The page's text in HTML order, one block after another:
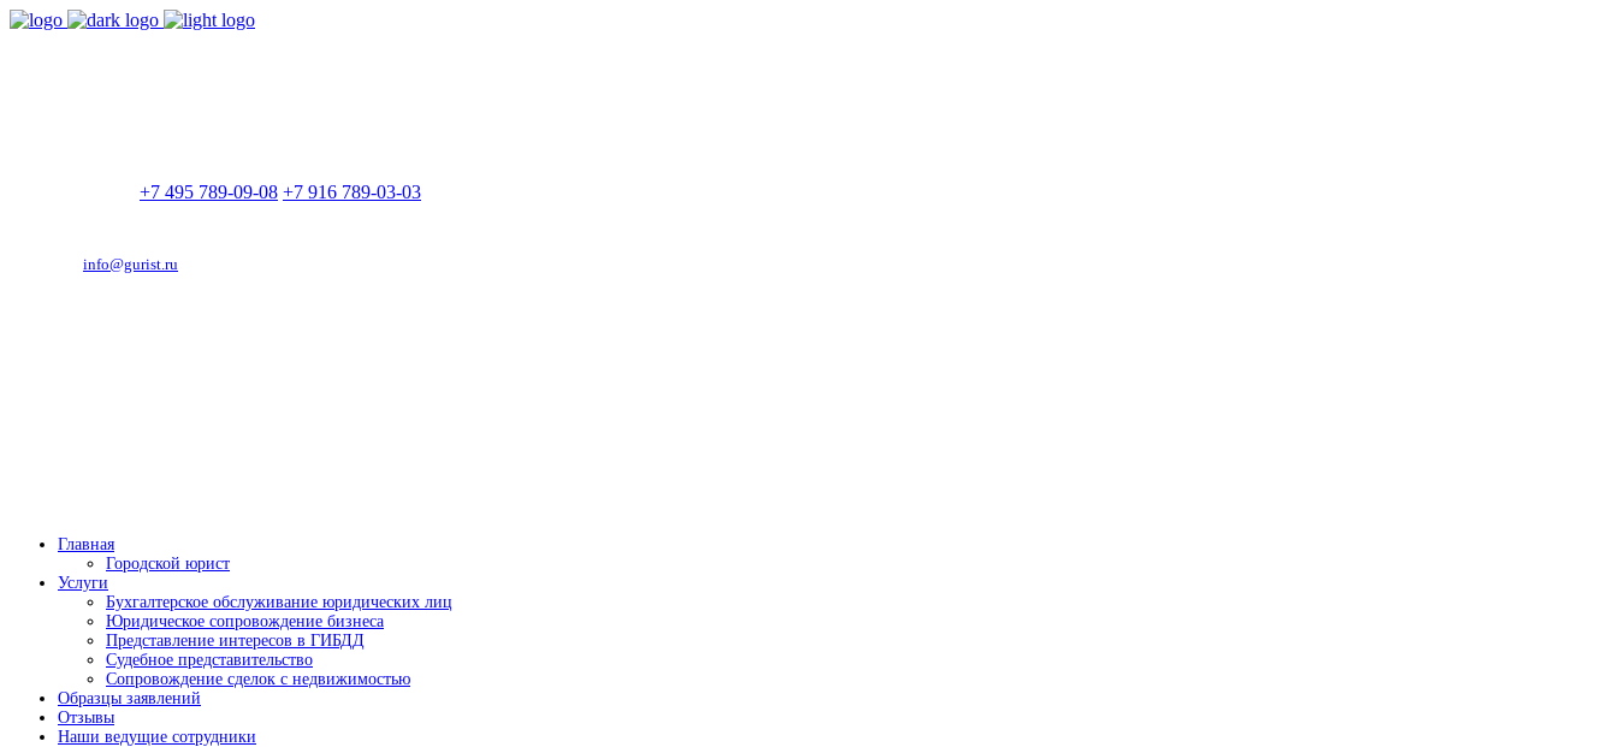
+7 495 789-09-08 +7 916 789-03-03
info@gurist.ru
Главная
Городской юрист
Услуги
Бухгалтерское обслуживание юридических лиц
Юридическое сопровождение бизнеса
Представление интересов в ГИБДД
Судебное представительство
Сопровождение сделок с недвижимостью
Образцы заявлений
Отзывы
Наши ведущие сотрудники